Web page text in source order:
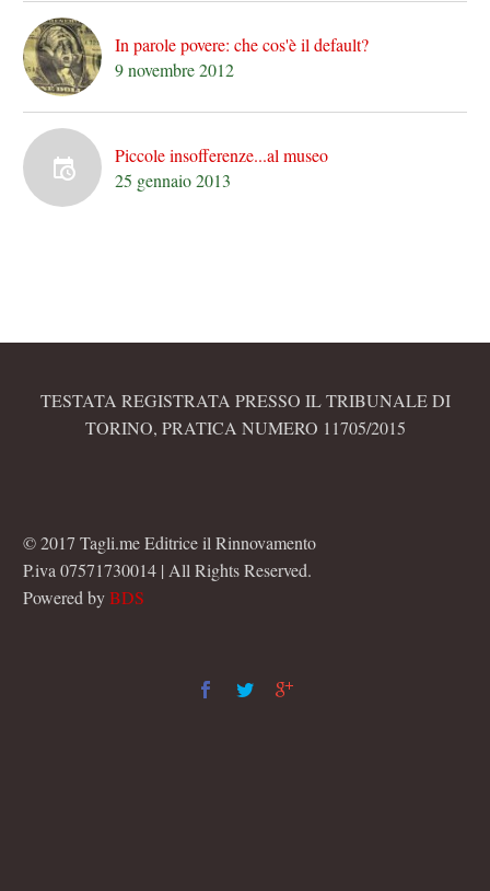
In parole povere: che cos'è il default?
9 novembre 2012
Piccole insofferenze...al museo
25 gennaio 2013
TESTATA REGISTRATA PRESSO IL TRIBUNALE DI
TORINO, PRATICA NUMERO 11705/2015
© 2017 Tagli.me Editrice il Rinnovamento
P.iva 07571730014 | All Rights Reserved.
Powered byBDS